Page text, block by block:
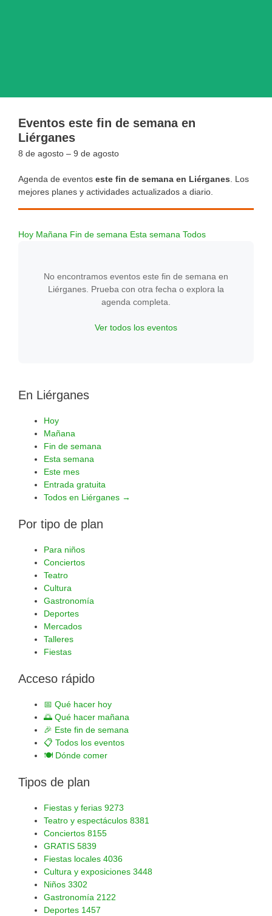
Eventos este fin de semana en
Liérganes
8 de agosto – 9 de agosto
Agenda de eventos este fin de semana en Liérganes . Los
mejores planes y actividades actualizados a diario.
Hoy Mañana Fin de semana Esta semana Todos
No encontramos eventos este fin de semana en
Liérganes. Prueba con otra fecha o explora la
agenda completa.
Ver todos los eventos
En Liérganes
Hoy
Mañana
Fin de semana
Esta semana
Este mes
Entrada gratuita
Todos en Liérganes →
Por tipo de plan
Para niños
Conciertos
Teatro
Cultura
Gastronomía
Deportes
Mercados
Talleres
Fiestas
Acceso rápido
📅 Qué hacer hoy
🌅 Qué hacer mañana
🎉 Este fin de semana
📋 Todos los eventos
🍽️ Dónde comer
Tipos de plan
Fiestas y ferias 9273
Teatro y espectáculos 8381
Conciertos 8155
GRATIS 5839
Fiestas locales 4036
Cultura y exposiciones 3448
Niños 3302
Gastronomía 2122
Deportes 1457